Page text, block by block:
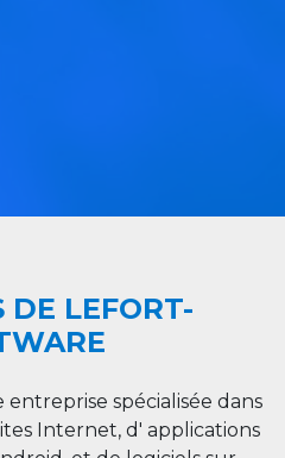
DE LEFORT-
spécialisée dans
Internet, d' applications